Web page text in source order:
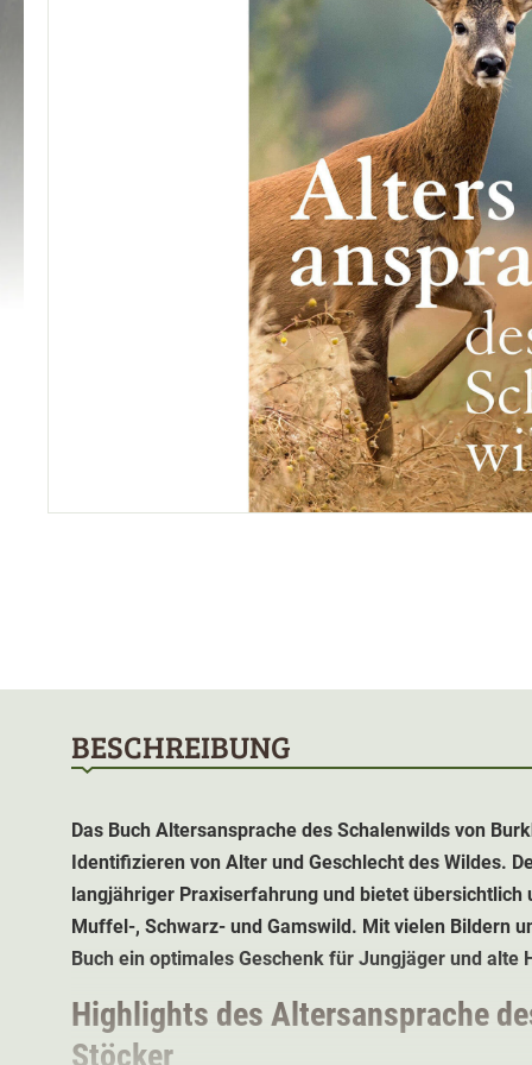
BESCHREIBUNG
Das Buch Altersansprache des Schalenwilds von
Identifizieren von Alter und Geschlecht des Wildes.
langjähriger Praxiserfahrung und bietet
Muffel-, Schwarz- und Gamswild. Mit vielen Bildern
Buch ein optimales Geschenk für Jungjäger und alte
Highlights des Altersansprache
Stöcker